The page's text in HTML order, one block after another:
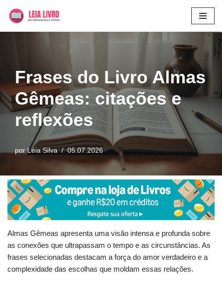
Frases do Livro Almas
Gêmeas: citações e
reflexões
porLéia Silva 05.07.2026
Almas Gêmeas apresenta uma visão intensa e profunda sobre
as conexões que ultrapassam o tempo e as circunstâncias. As
frases selecionadas destacam a força do amor verdadeiro e a
complexidade das escolhas que moldam essas relações.